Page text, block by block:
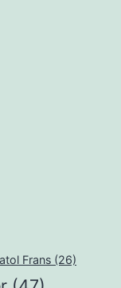
Frans (26)